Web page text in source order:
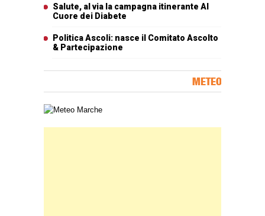
Salute, al via la campagna itinerante Al
Cuore dei Diabete
Politica Ascoli: nasce il Comitato Ascolto
& Partecipazione
METEO
Carta meteorologica delle Marche